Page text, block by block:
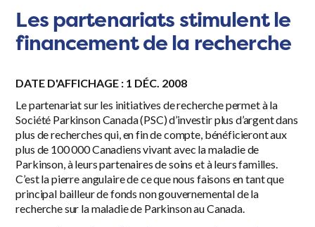
Les partenariats stimulent le
financement de la recherche
DATE D'AFFICHAGE : 1 DÉC. 2008
Le partenariat sur les initiatives de recherche permet à la
Société Parkinson Canada (PSC) d’investir plus d’argent dans
plus de recherches qui, en fin de compte, bénéficieront aux
plus de 100 000 Canadiens vivant avec la maladie de
Parkinson, à leurs partenaires de soins et à leurs familles.
C’est la pierre angulaire de ce que nous faisons en tant que
principal bailleur de fonds non gouvernemental de la
recherche sur la maladie de Parkinson au Canada.